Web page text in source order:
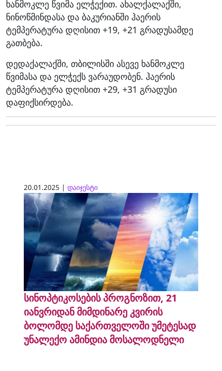
ხანმოკლე წვიმა ელჭექით. ახალქალაქში,
ნინოწმინდასა და ბაკურიანში ჰაერის
ტემპერატურა დღისით +19, +21 გრადუსამდე
გათბება.
დედაქალაქში, თბილისში ასევე ხანმოკლე
წვიმასა და ელჭექს ვარაუდობენ. ჰაერის
ტემპერატურა დღისით +29, +31 გრადუსი
დაფიქსირდება.
20.01.2025 | დაიჯესტი
სინოპტიკოსების პროგნოზით, 21
იანვრიდან მიმდინარე კვირის
ბოლომდე საქართველოში უმეტესად
უნალექო ამინდია მოსალოდნელი